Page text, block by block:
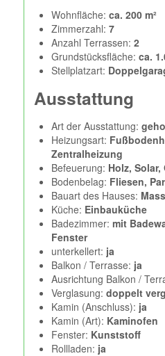
Wohnfläche: ca. 200 m²
Zimmerzahl: 7
Anzahl Terrassen: 2
Grundstücksfläche: ca.
Stellplatzart:
Ausstattung
Art der Ausstattung:
Heizungsart:
Zentralheizung
Befeuerung: Holz, Solar,
Bodenbelag: Fliesen,
Bauart des Hauses:
Küche: Einbauküche
Badezimmer: mit
Fenster
unterkellert: ja
Balkon / Terrasse: ja
Ausrichtung Balkon /
Verglasung: doppelt
Kamin (Anschluss): ja
Kamin (Art): Kaminofen
Fenster: Kunststoff
Rollladen: ja